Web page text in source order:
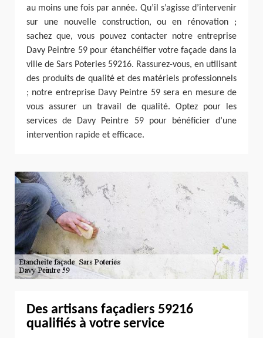
au moins une fois par année. Qu’il s’agisse d’intervenir
sur une nouvelle construction, ou en rénovation ;
sachez que, vous pouvez contacter notre entreprise
Davy Peintre 59 pour étanchéifier votre façade dans la
ville de Sars Poteries 59216. Rassurez-vous, en utilisant
des produits de qualité et des matériels professionnels
; notre entreprise Davy Peintre 59 sera en mesure de
vous assurer un travail de qualité. Optez pour les
services de Davy Peintre 59 pour bénéficier d’une
intervention rapide et efficace.
Des artisans façadiers 59216
qualifiés à votre service